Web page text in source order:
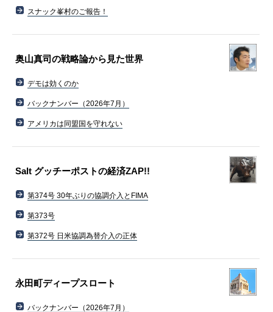
スナック峯村のご報告！
奥山真司の戦略論から見た世界
デモは効くのか
バックナンバー（2026年7月）
アメリカは同盟国を守れない
Salt グッチーポストの経済ZAP!!
第374号 30年ぶりの協調介入とFIMA
第373号
第372号 日米協調為替介入の正体
永田町ディープスロート
バックナンバー（2026年7月）